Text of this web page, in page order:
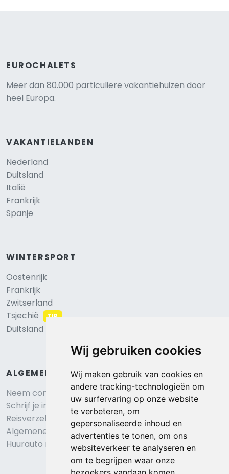
Wij gebruiken cookies
Wij maken gebruik van cookies en
andere tracking-technologieën om
uw surfervaring op onze website
te verbeteren, om
gepersonaliseerde inhoud en
advertenties te tonen, om ons
websiteverkeer te analyseren en
om te begrijpen waar onze
EUROCHALETS
Meer dan 80.000 particuliere vakantiehuizen door
heel Europa.
VAKANTIELANDEN
Nederland
Duitsland
Italië
Frankrijk
Spanje
WINTERSPORT
Oostenrijk
Frankrijk
Zwitserland
Tsjechië
TIP
Duitsland
ALGEMEEN
Neem contact op
Schrijf je in voor onze nieuwsbrief
Reisverzekering afsluiten
Algemene voorwaarden
Huurauto reserveren